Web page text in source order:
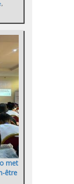
,
met
être